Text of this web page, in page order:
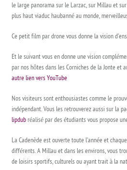
le large panorama sur le Larzac, sur Millau et
plus haut viaduc haubanné au monde,
Ce petit film par drone vous donne la vision
Et le suivant vous en donne une vision
par nos hôtes dans les Corniches de la Jonte et
autre lien vers YouTube
Nos visiteurs sont enthousiastes comme le
indépendant. Vous les retrouverez aussi sur la
lipdubréalisé par des étudiants vous propose
La Cadenède est ouverte toute l’année et
différents. A Millau et dans les environs, vous
de loisirs sportifs, culturels ou ayant trait à la